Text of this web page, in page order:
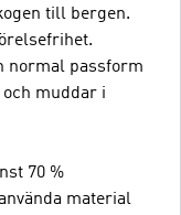
till bergen.
normal passform
muddar i
70 %
material